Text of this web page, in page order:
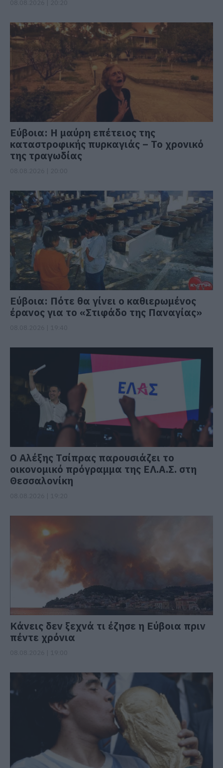
Εύβοια: Η μαύρη επέτειος της
καταστροφικής πυρκαγιάς – Το χρονικό
της τραγωδίας
Εύβοια: Πότε θα γίνει ο καθιερωμένος
έρανος για το «Στιφάδο της Παναγίας»
Ο Αλέξης Τσίπρας παρουσιάζει το
οικονομικό πρόγραμμα της ΕΛ.Α.Σ. στη
Θεσσαλονίκη
Κάνεις δεν ξεχνά τι έζησε η Εύβοια πριν
πέντε χρόνια